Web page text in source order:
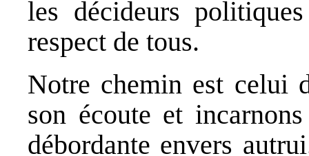
les décideurs
respect de tous.
Notre chemin est celui
son écoute et
débordante envers